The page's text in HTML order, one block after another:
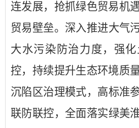
连发展，抢抓绿色贸易机
贸易壁垒。 深入推进大气
大水污染防治力度，强
控，持续提升生态环境质
沉陷区治理模式， 高标准
联防联控， 全面落实绿美